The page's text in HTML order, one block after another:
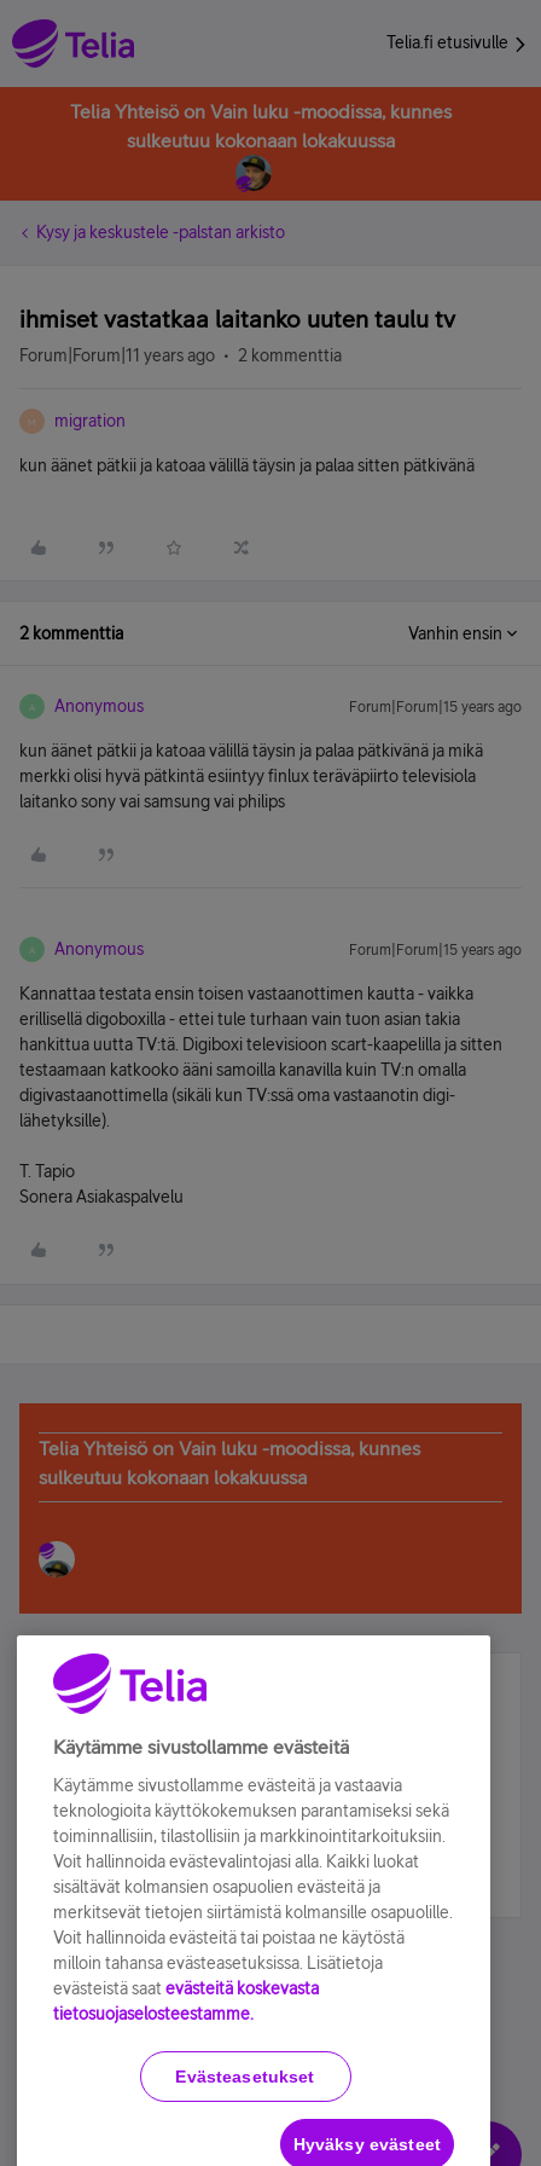
Telia.fi etusivulle
Telia Yhteisö on Vain luku -moodissa, kunnes
sulkeutuu kokonaan lokakuussa
Kysy ja keskustele -palstan arkisto
ihmiset vastatkaa laitanko uuten taulu tv
Forum|Forum|11 years ago 2 kommenttia
M migration
kun äänet pätkii ja katoaa välillä täysin ja palaa sitten pätkivänä
2 kommenttia Vanhin ensin
A Anonymous Forum|Forum|15 years ago
kun äänet pätkii ja katoaa välillä täysin ja palaa pätkivänä ja mikä
merkki olisi hyvä pätkintä esiintyy finlux teräväpiirto televisiola
laitanko sony vai samsung vai philips
A Anonymous Forum|Forum|15 years ago
Kannattaa testata ensin toisen vastaanottimen kautta - vaikka
erillisellä digoboxilla - ettei tule turhaan vain tuon asian takia
hankittua uutta TV:tä. Digiboxi televisioon scart-kaapelilla ja sitten
testaamaan katkooko ääni samoilla kanavilla kuin TV:n omalla
digivastaanottimella (sikäli kun TV:ssä oma vastaanotin digi-
lähetyksille).
T. Tapio
Sonera Asiakaspalvelu
Telia Yhteisö on Vain luku -moodissa, kunnes
sulkeutuu kokonaan lokakuussa
Älä jää paitsi – osallistu ja voita!
Tilaa Telian uutiskirje ja olet mukana arvonnassa.
sähköpostiisi.
Tilaa nyt
Käyttöehdot Accessibility statement
Evästeasetukset
Käytämme sivustollamme evästeitä
Käytämme sivustollamme evästeitä ja vastaavia
teknologioita käyttökokemuksen parantamiseksi sekä
toiminnallisiin, tilastollisiin ja markkinointitarkoituksiin.
Voit hallinnoida evästevalintojasi alla. Kaikki luokat
sisältävät kolmansien osapuolien evästeitä ja
merkitsevät tietojen siirtämistä kolmansille osapuolille.
Voit hallinnoida evästeitä tai poistaa ne käytöstä
milloin tahansa evästeasetuksissa. Lisätietoja
evästeistä saat evästeitä koskevasta
tietosuojaselosteestamme.
Evästeasetukset
Hyväksy evästeet